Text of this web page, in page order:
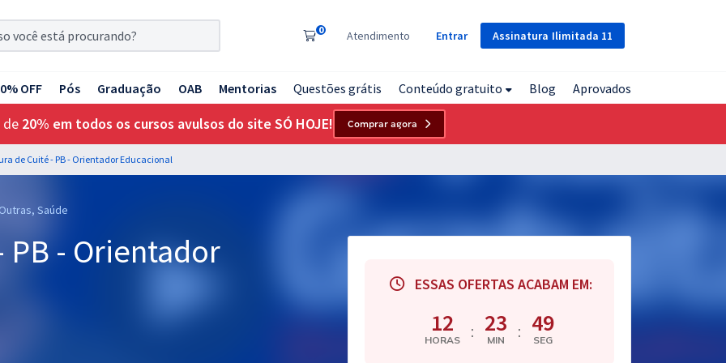
Assinatura Ilimitada 11
0 Atendimento Entrar
OFF Pós Graduação OAB Mentorias Questões grátis Conteúdo gratuito Blog Aprovados
de 20% em todos os cursos avulsos do site SÓ HOJE! Comprar agora
de Cuité - PB - Orientador Educacional
Saúde
- Orientador
ESSAS OFERTAS ACABAM EM:
12
HORAS : 23
MIN : 48
SEG